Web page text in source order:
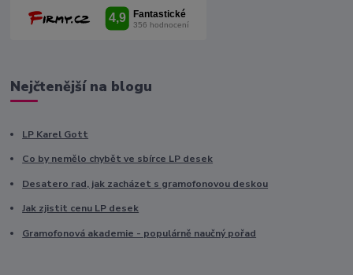
Nejčtenější na blogu
LP Karel Gott
Co by nemělo chybět ve sbírce LP desek
Desatero rad, jak zacházet s gramofonovou deskou
Jak zjistit cenu LP desek
Gramofonová akademie - populárně naučný pořad